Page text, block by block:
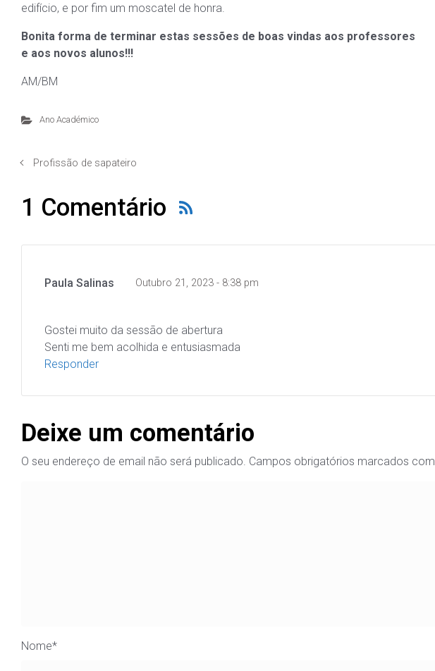
edifício, e por fim um moscatel de honra.
Bonita forma de terminar estas sessões de boas vindas aos professores
e aos novos alunos!!!
AM/BM
Ano Académico
Profissão de sapateiro
1 Comentário
Paula Salinas Outubro 21, 2023 - 8:38 pm
Gostei muito da sessão de abertura
Senti me bem acolhida e entusiasmada
Responder
Deixe um comentário
O seu endereço de email não será publicado. Campos obrigatórios marcados com
Nome*